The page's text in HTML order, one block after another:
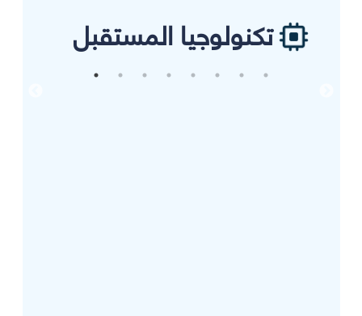
تكنولوجيا المستقبل